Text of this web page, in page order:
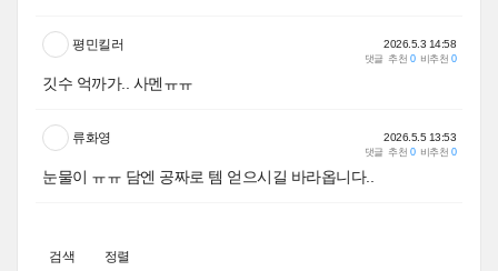
평민킬러 2026.5.3 14:58
댓글 추천 0 비추천 0
깃수 억까가.. 사멘ㅠㅠ
류화영 2026.5.5 13:53
댓글 추천 0 비추천 0
눈물이 ㅠㅠ 담엔 공짜로 템 얻으시길 바라옵니다..
검색 정렬